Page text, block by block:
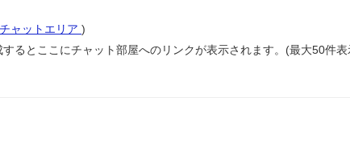
チャットエリア )
るとここにチャット部屋へのリンクが表示されます。(最大50件表